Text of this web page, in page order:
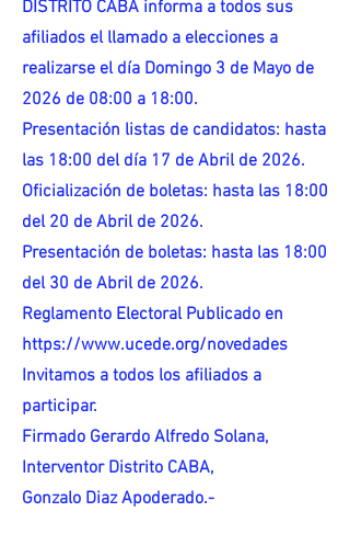
DISTRITO CABA informa a todos sus
afiliados el llamado a elecciones a
realizarse el día Domingo 3 de Mayo de
2026 de 08:00 a 18:00.
Presentación listas de candidatos: hasta
las 18:00 del día 17 de Abril de 2026.
Oficialización de boletas: hasta las 18:00
del 20 de Abril de 2026.
Presentación de boletas: hasta las 18:00
del 30 de Abril de 2026.
Reglamento Electoral Publicado en
https://www.ucede.org/novedades
Invitamos a todos los afiliados a
participar.
Firmado Gerardo Alfredo Solana,
Interventor Distrito CABA,
Gonzalo Diaz Apoderado.-